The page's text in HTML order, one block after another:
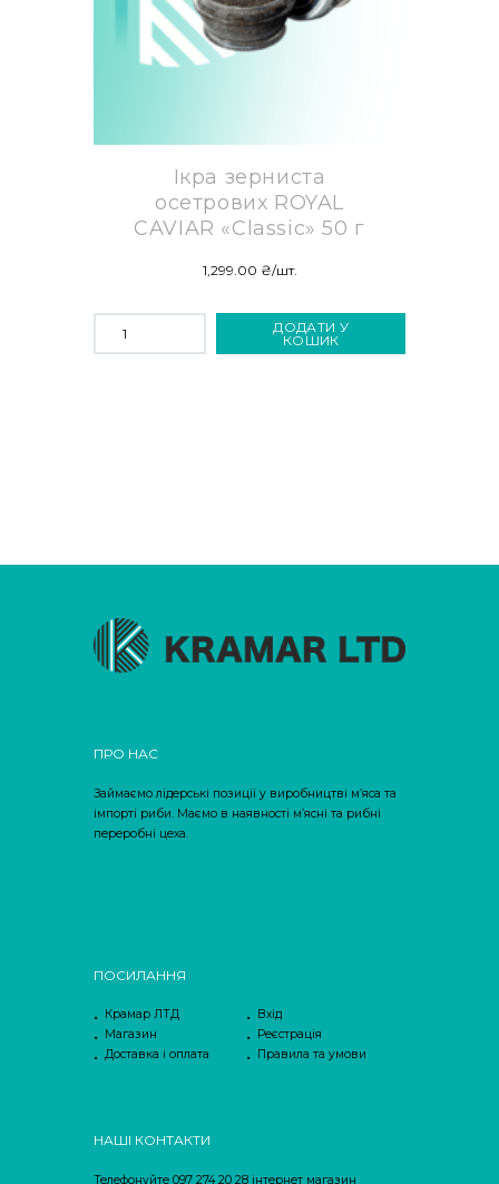
Ікра зерниста
осетрових ROYAL
CAVIAR «Classic» 50 г
1,299.00 ₴/шт.
ІКРА
ЗЕРНИСТА
ROYAL
ДОДАТИ У
КОШИК
ПРО НАС
Займаємо лідерські позиції у виробництві м’яса та
імпорті риби. Маємо в наявності м’ясні та рибні
переробні цеха.
ПОСИЛАННЯ
Крамар ЛТД
Вхід
Магазин
Реєстрація
Доставка і оплата
Правила та умови
НАШІ КОНТАКТИ
Телефонуйте 097 274 20 28 інтернет магазин